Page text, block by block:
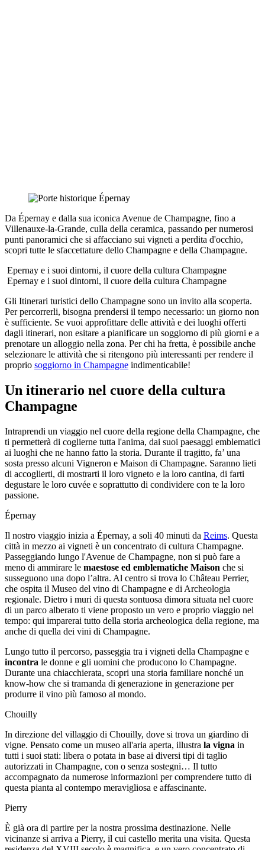
Da Épernay e dalla sua iconica Avenue de Champagne, fino a
Villenauxe-la-Grande, culla della ceramica, passando per numerosi
punti panoramici che si affacciano sui vigneti a perdita d'occhio,
scopri tutte le sfaccettature dello Champagne e della Champagne.
Epernay e i suoi dintorni, il cuore della cultura Champagne
Epernay e i suoi dintorni, il cuore della cultura Champagne
Gli Itinerari turistici dello Champagne sono un invito alla scoperta.
Per percorrerli, bisogna prendersi il tempo necessario: un giorno non
è sufficiente. Se vuoi approfittare delle attività e dei luoghi offerti
dagli itinerari, non esitare a pianificare un soggiorno di più giorni e a
prenotare un alloggio nella zona. Per chi ha fretta, è possibile anche
selezionare le attività che si ritengono più interessanti per rendere il
proprio soggiorno in Champagne indimenticabile!
Un itinerario nel cuore della cultura
Champagne
Intraprendi un viaggio nel cuore della regione della Champagne, che
ti permetterà di coglierne tutta l'anima, dai suoi paesaggi emblematici
ai luoghi che ne hanno fatto la storia. Durante il tragitto, fa’ una
sosta presso alcuni Vigneron e Maison di Champagne. Saranno lieti
di accoglierti, di mostrarti il loro vigneto e la loro cantina, di farti
degustare le loro cuvée e soprattutto di condividere con te la loro
passione.
Épernay
Il nostro viaggio inizia a Épernay, a soli 40 minuti da Reims. Questa
città in mezzo ai vigneti è un concentrato di cultura Champagne.
Passeggiando lungo l'Avenue de Champagne, non si può fare a
meno di ammirare le maestose ed emblematiche Maison che si
susseguono una dopo l’altra. Al centro si trova lo Château Perrier,
che ospita il Museo del vino di Champagne e di Archeologia
regionale. Dietro i muri di questa sontuosa dimora situata nel cuore
di un parco alberato ti viene proposto un vero e proprio viaggio nel
tempo: qui imparerai tutto della storia archeologica della regione, ma
anche di quella dei vini di Champagne.
Lungo tutto il percorso, passeggia tra i vigneti della Champagne e
incontra le donne e gli uomini che producono lo Champagne.
Durante una chiacchierata, scopri una storia familiare nonché un
know-how che si tramanda di generazione in generazione per
produrre il vino più famoso al mondo.
Chouilly
In direzione del villaggio di Chouilly, dove si trova un giardino di
vigne. Pensato come un museo all'aria aperta, illustra la vigna in
tutti i suoi stati: libera o potata in base ai diversi tipi di taglio
autorizzati in Champagne, con o senza sostegni… Il tutto
accompagnato da numerose informazioni per comprendere tutto di
questa pianta al contempo meravigliosa e affascinante.
Pierry
È già ora di partire per la nostra prossima destinazione. Nelle
vicinanze si arriva a Pierry, il cui castello merita una visita. Questa